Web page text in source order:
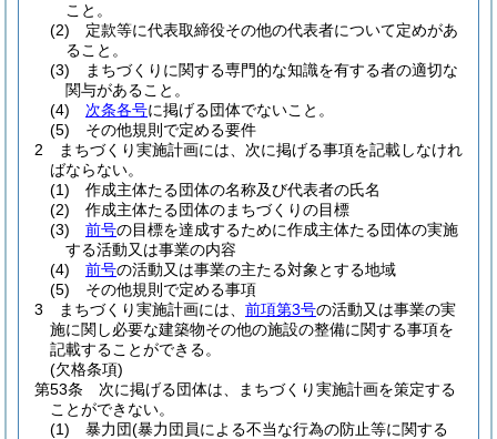
こと。
(2)
定款等に代表取締役その他の代表者について定めがあ
ること。
(3)
まちづくりに関する専門的な知識を有する者の適切な
関与があること。
(4)
次条各号に掲げる団体でないこと。
(5)
その他規則で定める要件
2
まちづくり実施計画には、次に掲げる事項を記載しなけれ
ばならない。
(1)
作成主体たる団体の名称及び代表者の氏名
(2)
作成主体たる団体のまちづくりの目標
(3)
前号の目標を達成するために作成主体たる団体の実施
する活動又は事業の内容
(4)
前号の活動又は事業の主たる対象とする地域
(5)
その他規則で定める事項
3
まちづくり実施計画には、 前項第3号の活動又は事業の実
施に関し必要な建築物その他の施設の整備に関する事項を
記載することができる。
(欠格条項)
第53条
次に掲げる団体は、まちづくり実施計画を策定する
ことができない。
(1)
暴力団(暴力団員による不当な行為の防止等に関する